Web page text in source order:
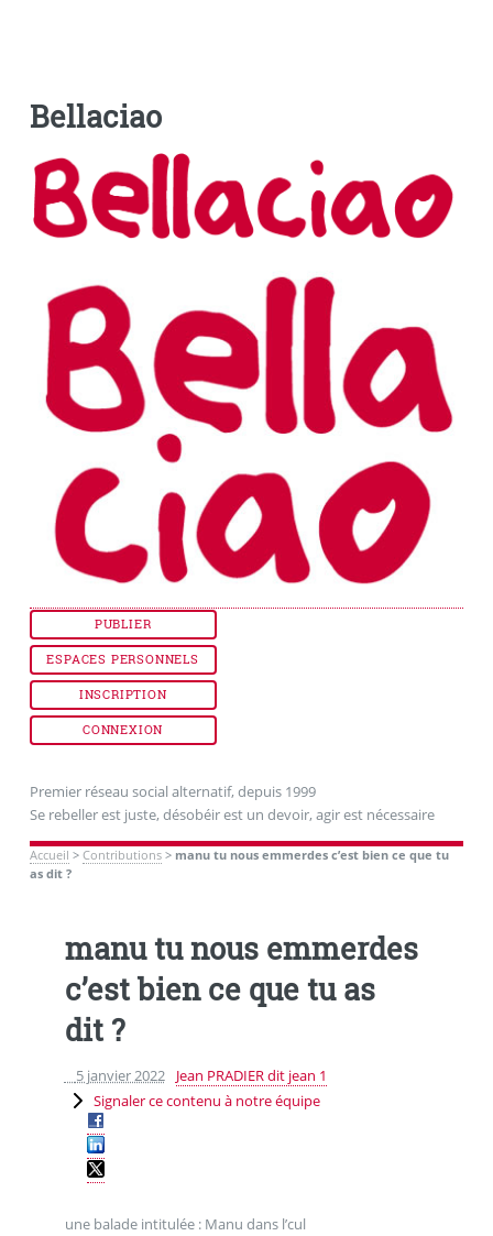
Bellaciao
PUBLIER
ESPACES PERSONNELS
INSCRIPTION
CONNEXION
Premier réseau social alternatif, depuis 1999
Se rebeller est juste, désobéir est un devoir, agir est nécessaire
Accueil > Contributions> manu tu nous emmerdes c’est bien ce que tu
as dit ?
manu tu nous emmerdes
c’est bien ce que tu as
dit ?
5 janvier 2022
Jean PRADIER dit jean 1
Signaler ce contenu à notre équipe
une balade intitulée : Manu dans l’cul